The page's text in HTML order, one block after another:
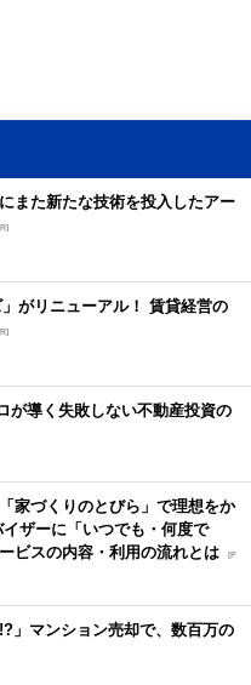
また新たな技術を投入したアー
」がリニューアル！ 賃貸経営の
が導く失敗しない不動産投資の
家づくりのとびら」で理想をか
ザーに「いつでも・何度で
ビスの内容・利用の流れとは [P
」マンション売却で、数百万の